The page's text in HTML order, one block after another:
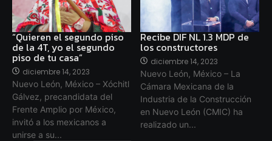
“Quieren el segundo piso
de la 4T, yo el segundo
piso de tu casa”
diciembre 14, 2023
Nuevo León, México – Xóchitl
Gálvez, precandidata del
Frente Amplio por México,
invitó a los mexicanos a
unirse a su...
Recibe DIF NL 1.3 MDP de
los constructores
diciembre 14, 2023
Nuevo León, México – La
Cámara Mexicana de la
Industria de la Construcción
en Nuevo León (CMIC) ha
realizado un...